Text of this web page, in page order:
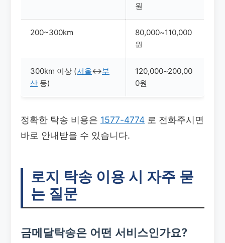
원
200~300km
80,000~110,000
원
300km 이상 (서울↔부
산 등)
120,000~200,00
0원
정확한 탁송 비용은 1577-4774 로 전화주시면
바로 안내받을 수 있습니다.
로지 탁송 이용 시 자주 묻
는 질문
금메달탁송은 어떤 서비스인가요?